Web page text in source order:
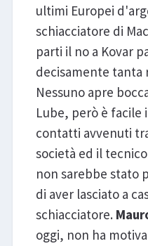
ultimi Europei
schiacciatore di
parti il no a Kovar
decisamente tanta
Nessuno apre
Lube, però è facile
contatti avvenuti
società ed il
non sarebbe stato
di aver lasciato a
schiacciatore.
oggi, non ha